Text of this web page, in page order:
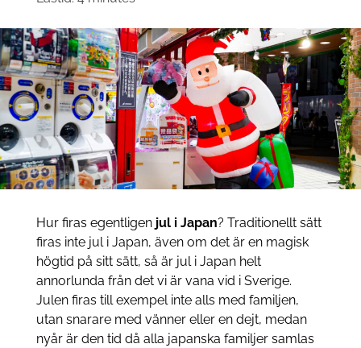
Hur firas egentligen jul i Japan? Traditionellt sätt
firas inte jul i Japan, även om det är en magisk
högtid på sitt sätt, så är jul i Japan helt
annorlunda från det vi är vana vid i Sverige.
Julen firas till exempel inte alls med familjen,
utan snarare med vänner eller en dejt, medan
nyår är den tid då alla japanska familjer samlas